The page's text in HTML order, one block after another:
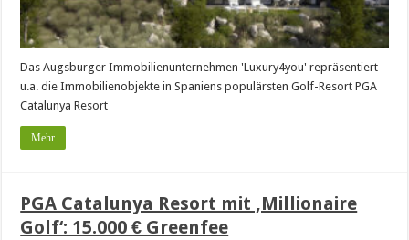
Das Augsburger Immobilienunternehmen 'Luxury4you' repräsentiert
u.a. die Immobilienobjekte in Spaniens populärsten Golf-Resort PGA
Catalunya Resort
Mehr
PGA Catalunya Resort mit ‚Millionaire
Golf‘: 15.000 € Greenfee